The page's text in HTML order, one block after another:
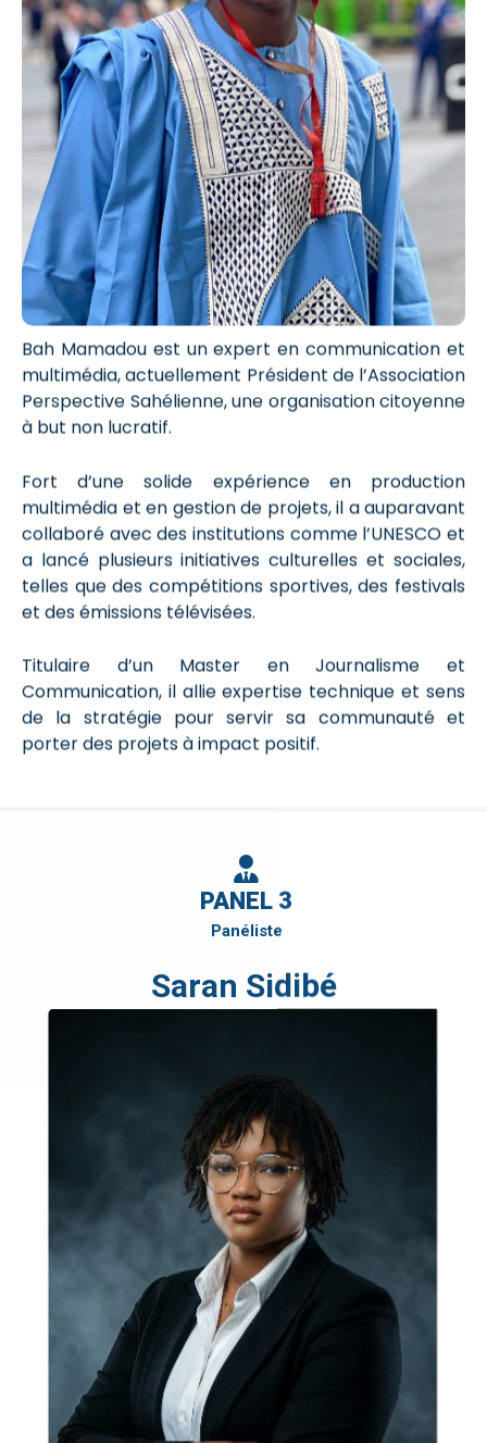
Bah Mamadou est un expert en communication et
multimédia, actuellement Président de l’Association
Perspective Sahélienne, une organisation citoyenne
à but non lucratif.
Fort d’une solide expérience en production
multimédia et en gestion de projets, il a auparavant
collaboré avec des institutions comme l’UNESCO et
a lancé plusieurs initiatives culturelles et sociales,
telles que des compétitions sportives, des festivals
et des émissions télévisées.
Titulaire d’un Master en Journalisme et
Communication, il allie expertise technique et sens
de la stratégie pour servir sa communauté et
porter des projets à impact positif.
PANEL 3
Panéliste
Saran Sidibé